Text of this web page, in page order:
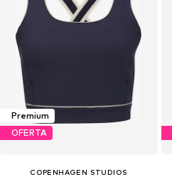
Premium
OFERTA
COPENHAGEN STUDIOS